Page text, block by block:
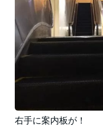
右手に案内板が！